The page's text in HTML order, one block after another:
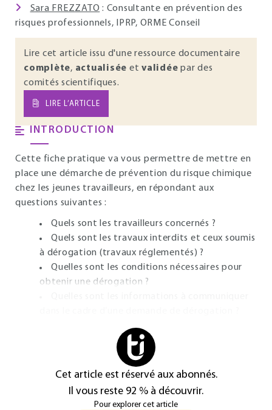
Sara FREZZATO : Consultante en prévention des
risques professionnels, IPRP, ORME Conseil
Lire cet article issu d'une ressource documentaire
complète, actualisée et validée par des
comités scientifiques.
LIRE L’ARTICLE
INTRODUCTION
Cette fiche pratique va vous permettre de mettre en
place une démarche de prévention du risque chimique
chez les jeunes travailleurs, en répondant aux
questions suivantes :
Quels sont les travailleurs concernés ?
Quels sont les travaux interdits et ceux soumis
à dérogation (travaux réglementés) ?
Quelles sont les conditions nécessaires pour
obtenir une dérogation ?
Cet article est réservé aux abonnés.
Il vous reste 92 % à découvrir.
Pour explorer cet article